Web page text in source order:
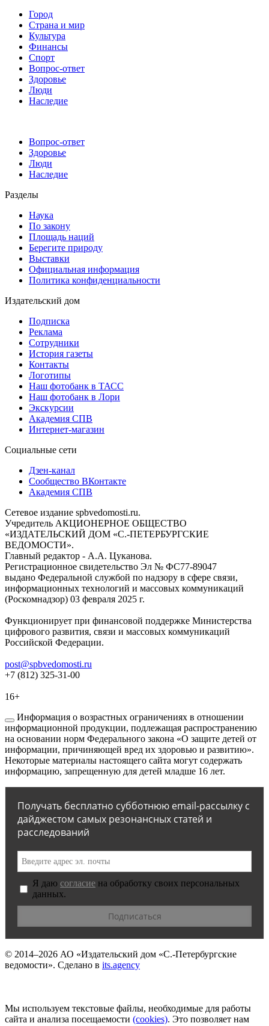
Город
Страна и мир
Культура
Финансы
Спорт
Вопрос-ответ
Здоровье
Люди
Наследие
Вопрос-ответ
Здоровье
Люди
Наследие
Разделы
Наука
По закону
Площадь наций
Берегите природу
Выставки
Официальная информация
Политика конфиденциальности
Издательский дом
Подписка
Реклама
Сотрудники
История газеты
Контакты
Логотипы
Наш фотобанк в ТАСС
Наш фотобанк в Лори
Экскурсии
Академия СПВ
Интернет-магазин
Социальные сети
Дзен-канал
Сообщество ВКонтакте
Академия СПВ
Сетевое издание spbvedomosti.ru.
Учредитель АКЦИОНЕРНОЕ ОБЩЕСТВО
«ИЗДАТЕЛЬСКИЙ ДОМ «С.-ПЕТЕРБУРГСКИЕ
ВЕДОМОСТИ».
Главный редактор - А.А. Цуканова.
Регистрационное свидетельство Эл № ФС77-89047
выдано Федеральной службой по надзору в сфере связи,
информационных технологий и массовых коммуникаций
(Роскомнадзор) 03 февраля 2025 г.
Функционирует при финансовой поддержке Министерства
цифрового развития, связи и массовых коммуникаций
Российской Федерации.
post@spbvedomosti.ru
+7 (812) 325-31-00
16+
Информация о возрастных ограничениях в отношении
информационной продукции, подлежащая распространению
на основании норм Федерального закона «О защите детей от
информации, причиняющей вред их здоровью и развитию».
Некоторые материалы настоящего сайта могут содержать
информацию, запрещенную для детей младше 16 лет.
Получать бесплатно субботнюю email-рассылку с
дайджестом самых резонансных статей и
расследований
Я даю согласие на обработку своих персональных
данных.
© 2014–2026 АО «Издательский дом «С.-Петербургские
ведомости». Сделано в its.agency
Мы используем текстовые файлы, необходимые для работы
сайта и анализа посещаемости (сookies). Это позволяет нам